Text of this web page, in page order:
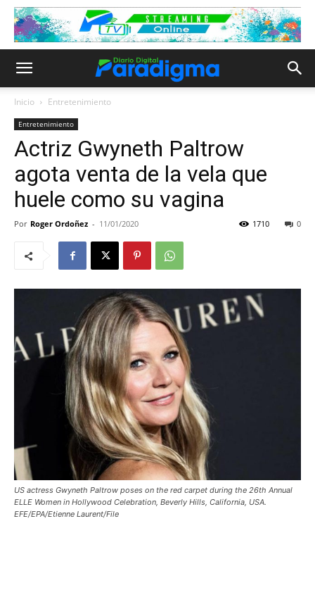
Inicio Entretenimiento
Entretenimiento
Actriz Gwyneth Paltrow
agota venta de la vela que
huele como su vagina
Por Roger Ordoñez - 11/01/2020 0
1710
US actress Gwyneth Paltrow poses on the red carpet during the 26th Annual
ELLE Women in Hollywood Celebration, Beverly Hills, California, USA.
EFE/EPA/Etienne Laurent/File